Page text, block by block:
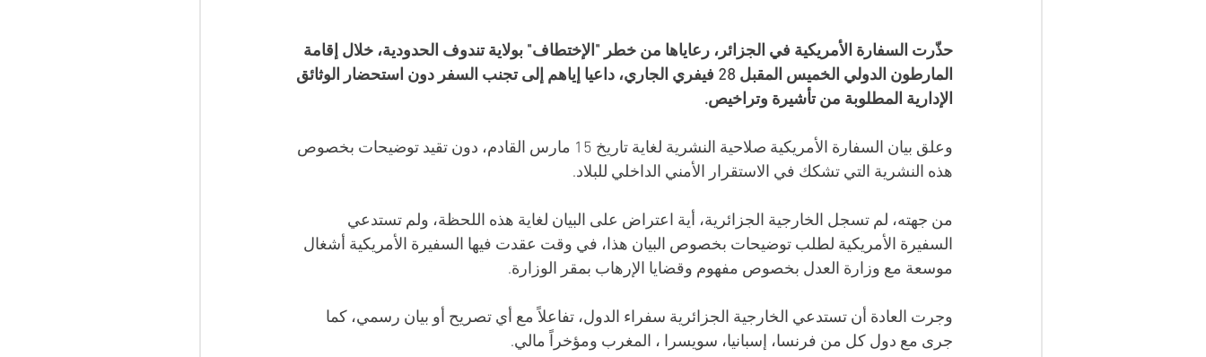
حذّرت السفارة الأمريكية في الجزائر، رعاياها من خطر "الإختطاف" بولاية تندوف الحدودية، خلال إقامة
المارطون الدولي الخميس المقبل 28 فيفري الجاري، داعيا إياهم إلى تجنب السفر دون استحضار الوثائق
الإدارية المطلوبة من تأشيرة وتراخيص.
وعلق بيان السفارة الأمريكية صلاحية النشرية لغاية تاريخ 15 مارس القادم، دون تقيد توضيحات بخصوص
هذه النشرية التي تشكك في الاستقرار الأمني الداخلي للبلاد.
من جهته، لم تسجل الخارجية الجزائرية، أية اعتراض على البيان لغاية هذه اللحظة، ولم تستدعي
السفيرة الأمريكية لطلب توضيحات بخصوص البيان هذا، في وقت عقدت فيها السفيرة الأمريكية أشغال
موسعة مع وزارة العدل بخصوص مفهوم وقضايا الإرهاب بمقر الوزارة.
وجرت العادة أن تستدعي الخارجية الجزائرية سفراء الدول، تفاعلاً مع أي تصريح أو بيان رسمي، كما
جرى مع دول كل من فرنسا، إسبانيا، سويسرا ، المغرب ومؤخراً مالي.